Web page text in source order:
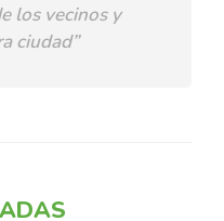
los vecinos y
ciudad”